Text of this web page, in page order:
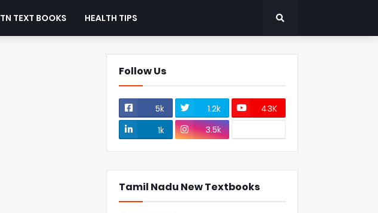
TN TEXT BOOKS HEALTH TIPS
Follow Us
5k 1.2k
43K
1k
3.5k
Tamil Nadu New Textbooks